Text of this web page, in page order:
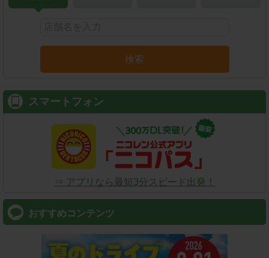
検索
スマートフォン
⇒ アプリなら最短3分スピード出発！
おすすめコンテンツ